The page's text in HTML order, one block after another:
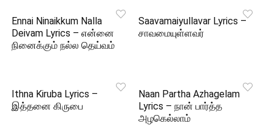
Ennai Ninaikkum Nalla
Deivam Lyrics – என்னை
நினைக்கும் நல்ல தெய்வம்
Saavamaiyullavar Lyrics –
சாவமையுள்ளவர்
Ithna Kiruba Lyrics –
இத்தனை கிருபை
Naan Partha Azhagelam
Lyrics – நான் பார்த்த
அழகெல்லாம்